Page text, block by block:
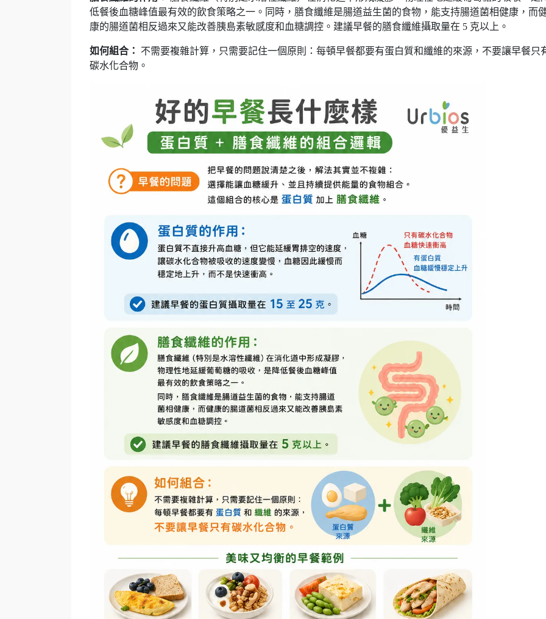
低餐後血糖峰值最有效的飲食策略之一。同時，膳食纖維是腸道益生菌的食物，能支持腸道菌相健康，而
康的腸道菌相反過來又能改善胰島素敏感度和血糖調控。建議早餐的膳食纖維攝取量在 5 克以上。
如何組合：
不需要複雜計算，只需要記住一個原則：每頓早餐都要有蛋白質和纖維的來源，不要讓早餐只
碳水化合物。